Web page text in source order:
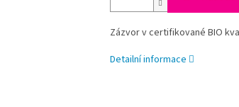
Zázvor v certifikované BIO
Detailní informace